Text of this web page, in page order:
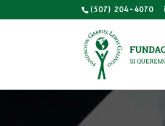
(507) 204-4070